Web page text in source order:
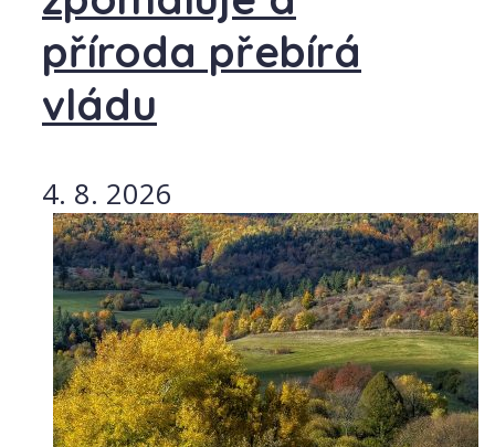
příroda přebírá
vládu
4. 8. 2026